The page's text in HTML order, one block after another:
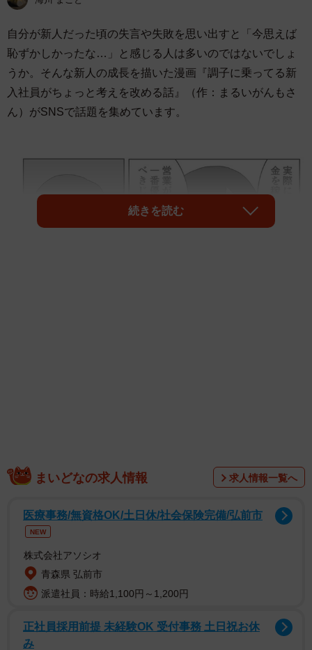
自分が新人だった頃の失言や失敗を思い出すと「今思えば
恥ずかしかったな…」と感じる人は多いのではないでしょ
うか。そんな新人の成長を描いた漫画『調子に乗ってる新
入社員がちょっと考えを改める話』（作：まるいがんもさ
ん）がSNSで話題を集めています。
営業はお金を稼いでくるから一番優先されるべき？（まるいがんもさん
提供）
続きを読む
まいどなの求人情報 求人情報一覧へ
医療事務/無資格OK/土日休/社会保険完備/弘前市
NEW
株式会社アソシオ
青森県 弘前市
派遣社員：時給1,100円～1,200円
正社員採用前提 未経験OK 受付事務 土日祝お休
み